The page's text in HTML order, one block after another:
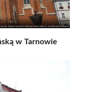
w Tarnowie